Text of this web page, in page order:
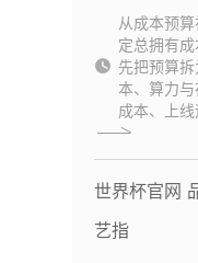
从成本预
定总拥有
先把预算
本、算力
成本、上线
世界杯官网
艺指